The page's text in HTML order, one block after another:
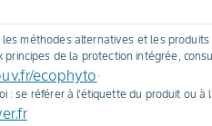
les méthodes alternatives et les
de la protection intégrée,
ecophyto .
: se référer à l'étiquette du produit ou à